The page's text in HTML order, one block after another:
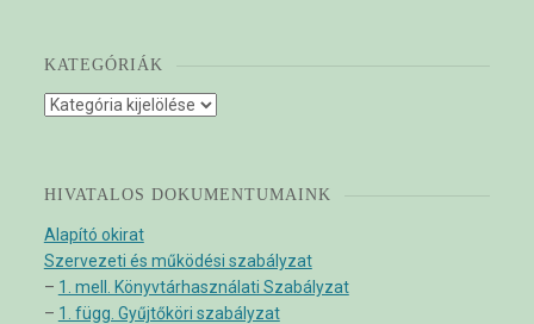
KATEGÓRIÁK
Kategóriák
HIVATALOS DOKUMENTUMAINK
Alapító okirat
Szervezeti és működési szabályzat
– 1. mell. Könyvtárhasználati Szabályzat
– 1. függ. Gyűjtőköri szabályzat